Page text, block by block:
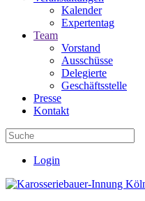
Kalender
Expertentag
Team
Vorstand
Ausschüsse
Delegierte
Geschäftsstelle
Presse
Kontakt
Login